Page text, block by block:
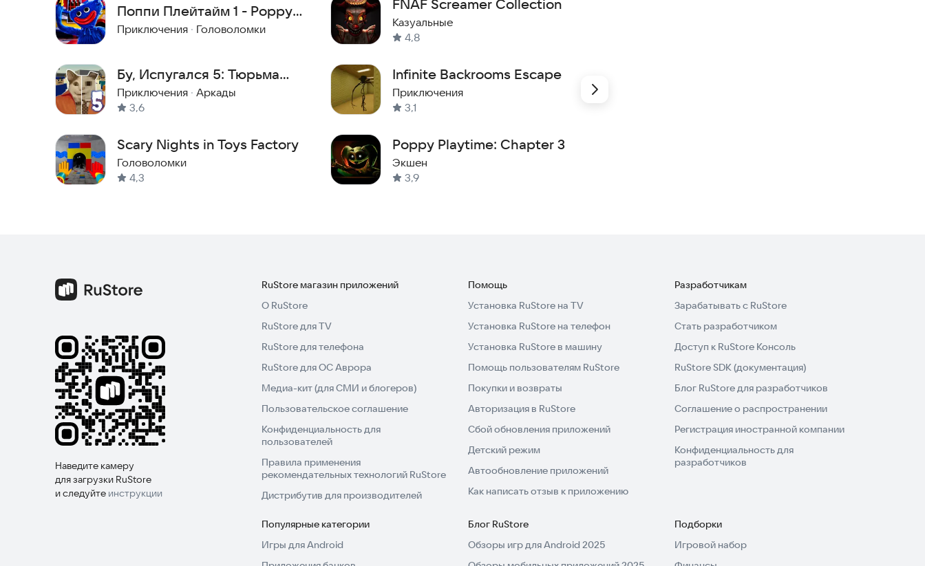
Поппи Плейтайм 1 - Poppy
Playtime 1
Приключения · Головоломки
Бу, Испугался 5: Тюрьма
Барри
Приключения · Аркады
3,6
Scary Nights in Toys Factory
Головоломки
4,3
FNAF Screamer Collection
Казуальные
4,8
Infinite Backrooms Escape
Приключения
3,1
Poppy Playtime: Chapter 3
Экшен
3,9
Наведите камеру
для загрузки RuStore
и следуйте инструкции
RuStore магазин приложений
О RuStore
RuStore для TV
RuStore для телефона
RuStore для ОС Аврора
Медиа-кит (для СМИ и блогеров)
Пользовательское соглашение
Конфиденциальность для
пользователей
Правила применения
рекомендательных технологий RuStore
Дистрибутив для производителей
Помощь
Установка RuStore на TV
Установка RuStore на телефон
Установка RuStore в машину
Помощь пользователям RuStore
Покупки и возвраты
Авторизация в RuStore
Сбой обновления приложений
Детский режим
Автообновление приложений
Как написать отзыв к приложению
Разработчикам
Зарабатывать с RuStore
Стать разработчиком
Доступ к RuStore Консоль
RuStore SDK (документация)
Блог RuStore для разработчиков
Соглашение о распространении
Регистрация иностранной компании
Конфиденциальность для
разработчиков
Популярные категории
Игры для Android
Блог RuStore
Обзоры игр для Android 2025
Подборки
Игровой набор